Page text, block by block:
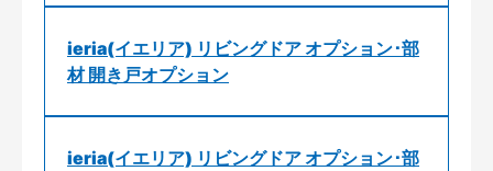
ieria(イエリア) リビングドア オプション･部
材 開き戸オプション
ieria(イエリア) リビングドア オプション･部